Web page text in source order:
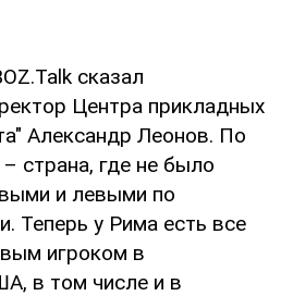
сказал
Центра прикладных
Александр Леонов. По
страна, где не было
и левыми по
Теперь у Рима есть все
игроком в
в том числе и в